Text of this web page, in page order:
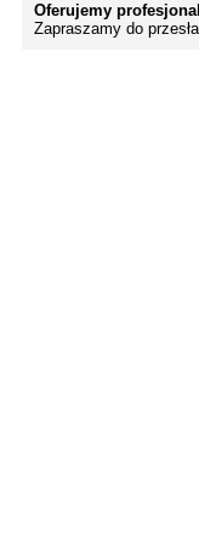
Oferujemy
Zapraszamy do